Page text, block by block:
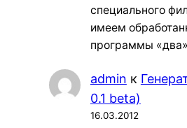
специального
имеем
программы
admin к
0.1 beta)
16.03.2012